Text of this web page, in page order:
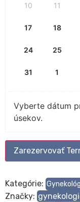
10 11
17 18
24 25
31 1
Vyberte dátum
úsekov.
Zarezervovať
Kategórie:
Značky: